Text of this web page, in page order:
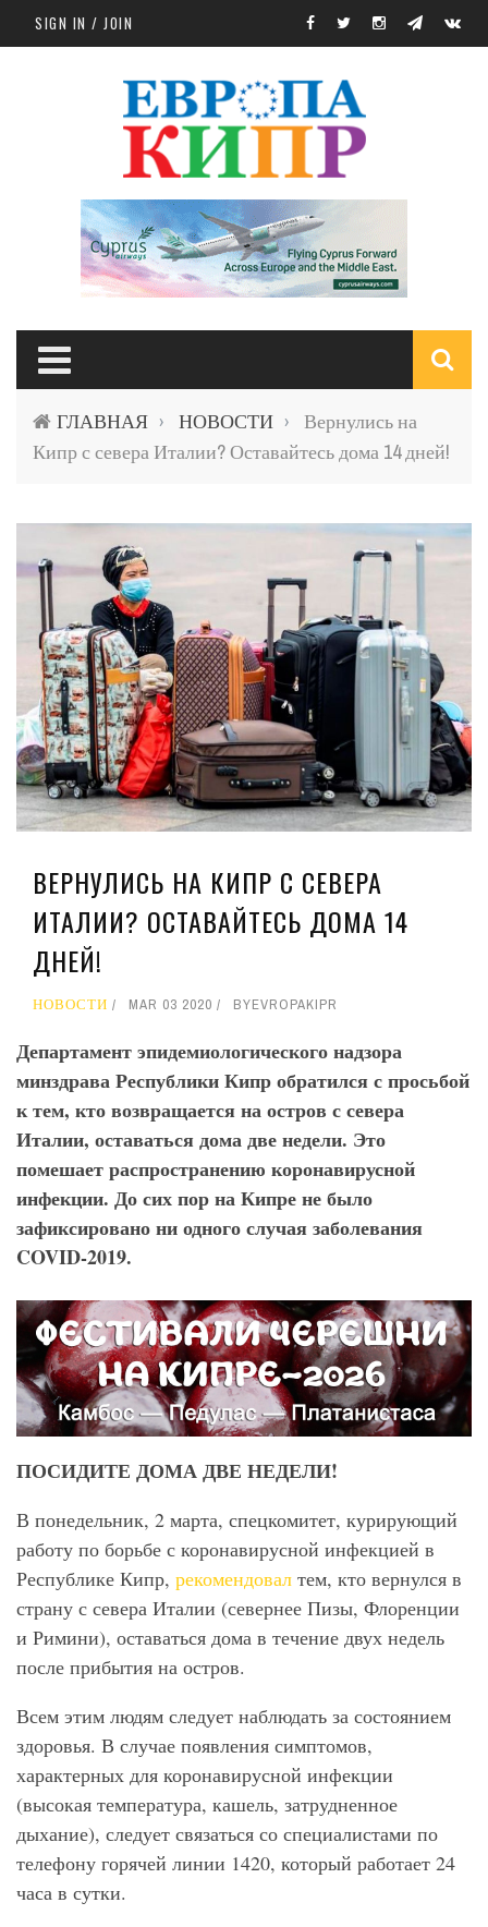
Skip to main content
SIGN IN / JOIN
ГЛАВНАЯ › НОВОСТИ ›
Вернулись на
Кипр с севера Италии? Оставайтесь дома 14 дней!
ВЕРНУЛИСЬ НА КИПР С СЕВЕРА
ИТАЛИИ? ОСТАВАЙТЕСЬ ДОМА 14
ДНЕЙ!
НОВОСТИ MAR 03 2020 BYEVROPAKIPR
Департамент эпидемиологического надзора
минздрава Республики Кипр обратился с просьбой
к тем, кто возвращается на остров с севера
Италии, оставаться дома две недели. Это
помешает распространению коронавирусной
инфекции. До сих пор на Кипре не было
зафиксировано ни одного случая заболевания
COVID-2019.
ПОСИДИТЕ ДОМА ДВЕ НЕДЕЛИ!
В понедельник, 2 марта, спецкомитет, курирующий
работу по борьбе с коронавирусной инфекцией в
Республике Кипр, рекомендовал тем, кто вернулся в
страну с севера Италии (севернее Пизы, Флоренции
и Римини), оставаться дома в течение двух недель
после прибытия на остров.
Всем этим людям следует наблюдать за состоянием
здоровья. В случае появления симптомов,
характерных для коронавирусной инфекции
(высокая температура, кашель, затрудненное
дыхание), следует связаться со специалистами по
телефону горячей линии 1420, который работает 24
часа в сутки.